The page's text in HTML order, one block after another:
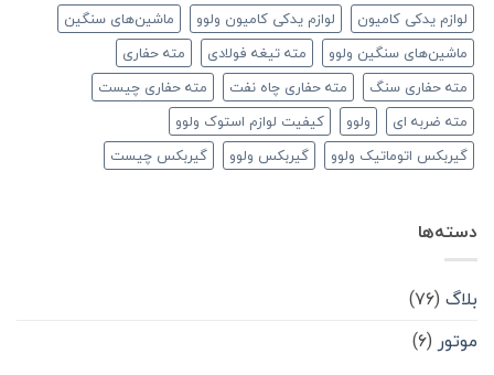
لوازم یدکی کامیون
لوازم یدکی کامیون ولوو
ماشین‌های سنگین
ماشین‌های سنگین ولوو
مته تیغه فولادی
مته حفاری
مته حفاری سنگ
مته حفاری چاه نفت
مته حفاری چیست
مته ضربه ای
ولوو
کیفیت لوازم استوک ولوو
گیربکس اتوماتیک ولوو
گیربکس ولوو گیربکس چیست
دسته‌ها
بلاگ (۷۶)
موتور (۶)